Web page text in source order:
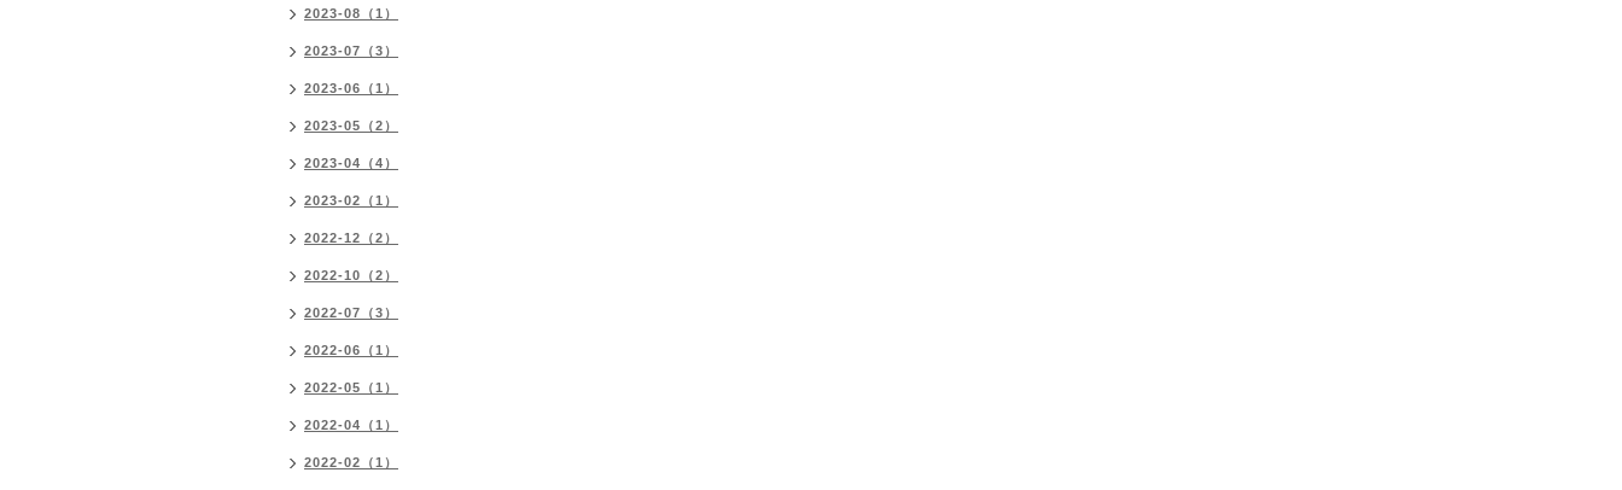
2023-08（1）
2023-07（3）
2023-06（1）
2023-05（2）
2023-04（4）
2023-02（1）
2022-12（2）
2022-10（2）
2022-07（3）
2022-06（1）
2022-05（1）
2022-04（1）
2022-02（1）